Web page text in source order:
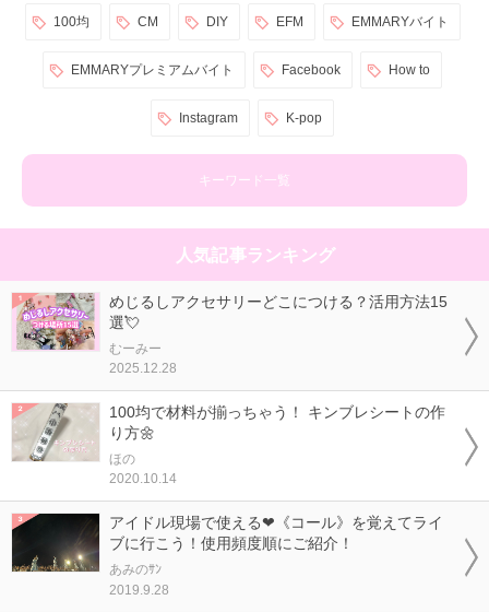
100均 CM DIY EFM EMMARYバイト
EMMARYプレミアムバイト Facebook How to
Instagram K-pop
キーワード一覧
人気記事ランキング
めじるしアクセサリーどこにつける？活用方法15
選💘
むーみー
2025.12.28
100均で材料が揃っちゃう！ キンブレシートの作
り方🌼
ほの
2020.10.14
アイドル現場で使える❤《コール》を覚えてライ
ブに行こう！使用頻度順にご紹介！
あみのｻﾝ
2019.9.28